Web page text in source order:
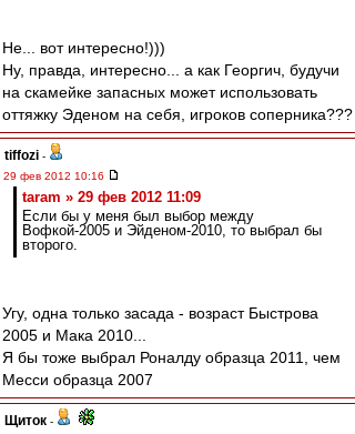
Не... вот интересно!)))
Ну, правда, интересно... а как Георгич, будучи
на скамейке запасных может использовать
оттяжку Эденом на себя, игроков соперника???
tiffozi -
29 фев 2012 10:16
taram » 29 фев 2012 11:09
Если бы у меня был выбор между
Вофкой-2005 и Эйденом-2010, то выбрал бы
второго.
Угу, одна только засада - возраст Быстрова
2005 и Мака 2010...
Я бы тоже выбрал Роналду образца 2011, чем
Месси образца 2007
Щиток -